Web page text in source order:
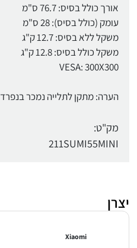
אורך כולל בסיס: 76.7 ס"מ
עומק (כולל בסיס): 28 ס"מ
משקל ללא בסיס: 12.7 ק"ג
משקל כולל בסיס: 12.8 ק"ג
VESA: 300X300
הערה: מתקן לתלייה נמכר בנפרד
מק"ט:
211SUMI55MINI
יצרן
Xiaomi